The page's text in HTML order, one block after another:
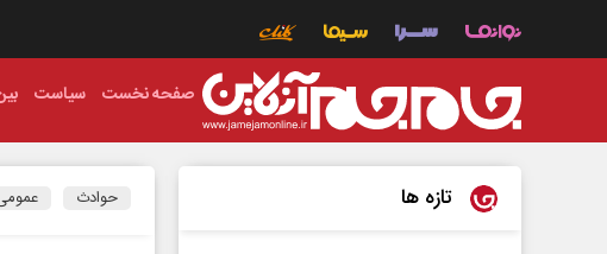
صفحه نخست سیاست
حوادث تازه ها